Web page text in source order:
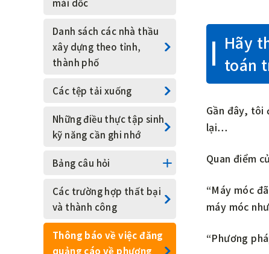
Hãy
toán
Gần đây, tôi
lại…
Quan điểm
“Máy móc
máy móc
“Phương
thực vật
Kỹ thuật neo đất
Thợ lắp bu-lông neo
Thợ lắp đặt giàn giáo
dốc nói chung
Sáng tạo và khéo léo
Danh sách các nhà thầu
xây dựng theo tỉnh,
thành phố
Các tệp tải xuống
Những điều thực tập sinh
kỹ năng cần ghi nhớ
Bảng câu hỏi
Danh sách kết quả khảo
sát
Các trường hợp thất bại
và thành công
Thông báo về việc đăng
quảng cáo về phương